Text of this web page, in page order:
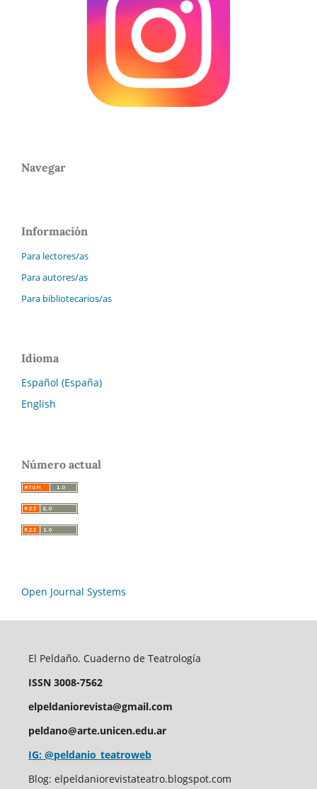
Navegar
Información
Para lectores/as
Para autores/as
Para bibliotecarios/as
Idioma
Español (España)
English
Número actual
Open Journal Systems
El Peldaño. Cuaderno de Teatrología
ISSN 3008-7562
elpeldaniorevista@gmail.com
peldano@arte.unicen.edu.ar
IG: @peldanio_teatroweb
Blog: elpeldaniorevistateatro.blogspot.com